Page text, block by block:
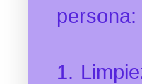
persona:
1.